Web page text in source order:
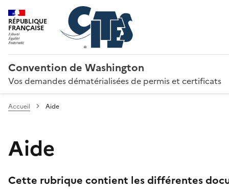
RÉPUBLIQUE
FRANÇAISE
Convention de Washington
Vos demandes dématérialisées de permis et certificats
Accueil Aide
Aide
Cette rubrique contient les différentes